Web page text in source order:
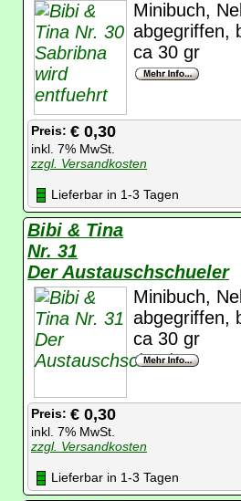
Minibuch,
abgegriffen,
ca 30 gr
Preis: € 0,30
inkl. 7% MwSt.
zzgl. Versandkosten
Lieferbar in 1-3 Tagen
Bibi & Tina
Nr. 31
Der Austauschschueler
Minibuch,
abgegriffen,
ca 30 gr
Preis: € 0,30
inkl. 7% MwSt.
zzgl. Versandkosten
Lieferbar in 1-3 Tagen